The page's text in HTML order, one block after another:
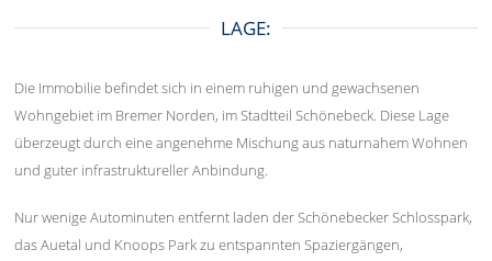
LAGE:
Die Immobilie befindet sich in einem ruhigen und gewachsenen
Wohngebiet im Bremer Norden, im Stadtteil Schönebeck. Diese Lage
überzeugt durch eine angenehme Mischung aus naturnahem Wohnen
und guter infrastruktureller Anbindung.
Nur wenige Autominuten entfernt laden der Schönebecker Schlosspark,
das Auetal und Knoops Park zu entspannten Spaziergängen,